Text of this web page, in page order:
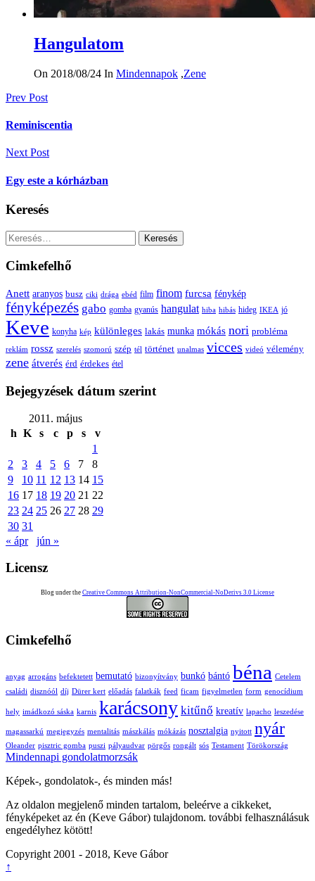
Hangulatom
On 2018/08/24 In Mindennapok ,Zene
Bejegyzés
navigáció
Prev Post
Reminiscentia
Next Post
Egy este a kórházban
Keresés
Keresés:
Cimkefelhő
Anett aranyos busz ciki drága ebéd film finom furcsa fénykép
fényképezés gabo gomba gyanús hangulat hiba hibás hideg IKEA jó
Keve konyha kép különleges lakás munka mókás nori probléma
reklám rossz szerelés szomorú szép tél történet unalmas vicces videó vélemény
zene átverés érd érdekes étel
Bejegyzések dátum szerint
2011. május
h K s c p s
v
1
2
3 4 5 6 7
8
9
10 11 12 13 14 15
16 17 18 19 20 21 22
23 24 25 26 27 28 29
30 31
« ápr
jún »
Licensz
Blog under the Creative Commons Attribution-NonCommercial-NoDerivs 3.0 License
Cimkefelhő
anyag arrogáns befektetett bemutató bizonyítvány bunkó bántó béna Cetelem
családi disznóól díj Dürer kert előadás falatkák feed ficam figyelmetlen form genocídium
hely imádkozó sáska karnis karácsony kitűnő kreatív lapacho leszedése
magassarkú megjegyzés mentalitás mászkálás mókázás nosztalgia nyitott nyár
Oleander pisztric gomba puszi pályaudvar pörgős rongált sós Testament Törökország
Mindennapi gondolatmorzsák
Képek-, gondolatok-, és minden más!
Az oldalon megjelenő minden tartalom, beleérve a cikkeket,
fényképeket az én (Keve Gábor) tulajdonom. további felhasználásuk
engedélyhez kötött!
Copyright 2001 - 2018, Keve Gábor
↑